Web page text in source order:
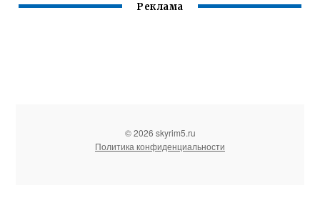
Реклама
© 2026 skyrim5.ru
Политика конфиденциальности